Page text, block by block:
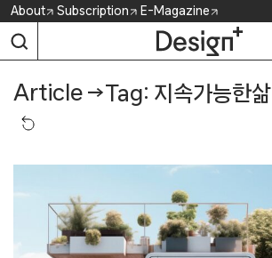
Skip
content
About Subscription E-Magazine
Article →Tag: 지속가능한삶